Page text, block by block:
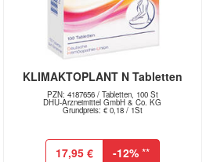
KLIMAKTOPLANT N Tabletten
PZN: 4187656 / Tabletten, 100 St
DHU-Arzneimittel GmbH & Co. KG
Grundpreis: € 0,18 / 1St
17,95 € -12%**